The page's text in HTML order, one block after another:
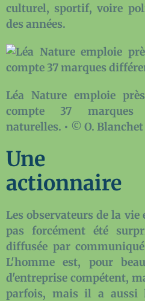
culturel, sportif, voire
des années.
Léa Nature emploie
compte 37
naturelles. • © O.
Une
actionnaire
Les observateurs de la
pas forcément été
diffusée par
L'homme est, pour
d'entreprise compétent,
parfois, mais il a aussi